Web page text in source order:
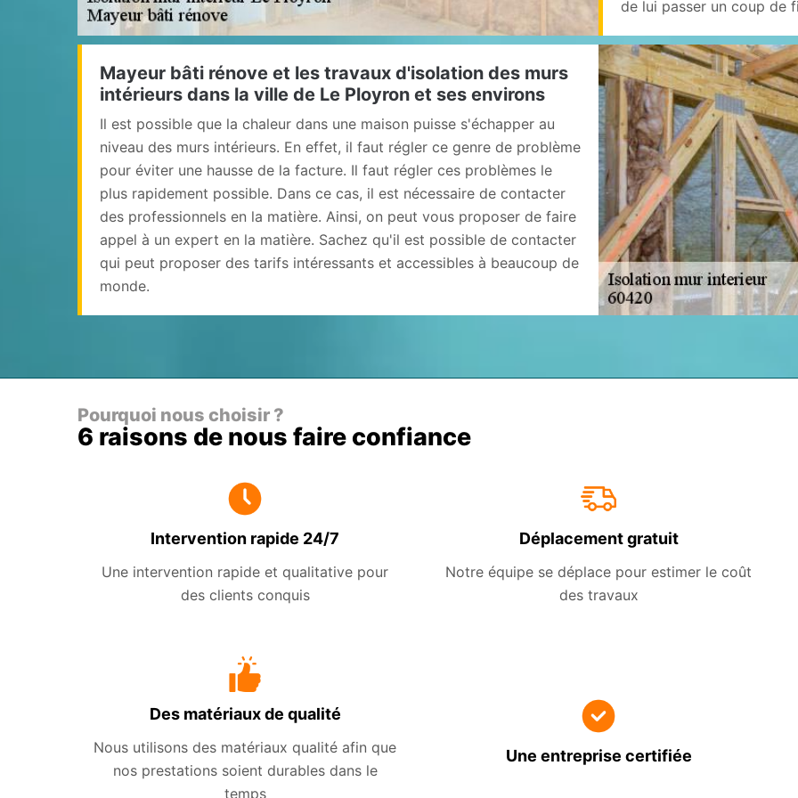
de lui passer un coup de
Mayeur bâti rénove et les travaux d'isolation des murs
intérieurs dans la ville de Le Ployron et ses environs
Il est possible que la chaleur dans une maison puisse s'échapper au
niveau des murs intérieurs. En effet, il faut régler ce genre de problème
pour éviter une hausse de la facture. Il faut régler ces problèmes le
plus rapidement possible. Dans ce cas, il est nécessaire de contacter
des professionnels en la matière. Ainsi, on peut vous proposer de faire
appel à un expert en la matière. Sachez qu'il est possible de contacter
qui peut proposer des tarifs intéressants et accessibles à beaucoup de
monde.
Pourquoi nous choisir ?
6 raisons de nous faire confiance
Intervention rapide 24/7
Une intervention rapide et qualitative pour
des clients conquis
Déplacement gratuit
Notre équipe se déplace pour estimer le coût
des travaux
Des matériaux de qualité
Nous utilisons des matériaux qualité afin que
nos prestations soient durables dans le
temps
Une entreprise certifiée